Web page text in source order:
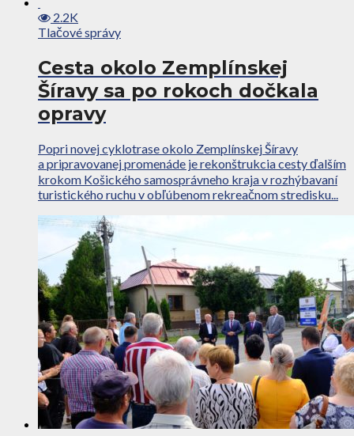
2.2K
Tlačové správy
Cesta okolo Zemplínskej
Šíravy sa po rokoch dočkala
opravy
Popri novej cyklotrase okolo Zemplínskej Šíravy
a pripravovanej promenáde je rekonštrukcia cesty ďalším
krokom Košického samosprávneho kraja v rozhýbavaní
turistického ruchu v obľúbenom rekreačnom stredisku...